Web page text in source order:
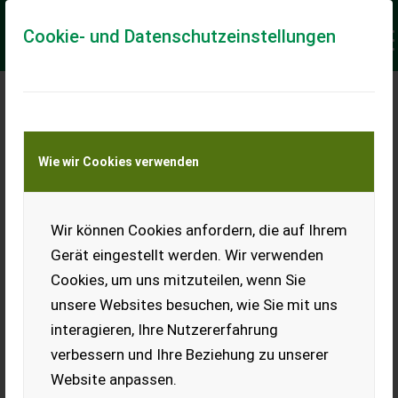
Cookie- und Datenschutzeinstellungen
Wie wir Cookies verwenden
Wir können Cookies anfordern, die auf Ihrem
Gerät eingestellt werden. Wir verwenden
Cookies, um uns mitzuteilen, wenn Sie
unsere Websites besuchen, wie Sie mit uns
interagieren, Ihre Nutzererfahrung
verbessern und Ihre Beziehung zu unserer
Website anpassen.
Meine Transportkostenanfrage
Transport von Land- und Baumaschinen –
KEINE Tiertransporte
Ladeort
Ort